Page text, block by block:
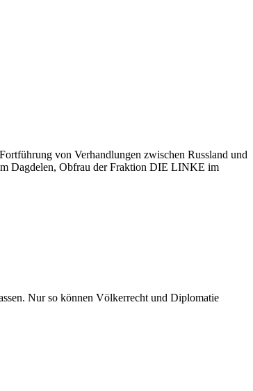
von Verhandlungen zwischen Russland und
Dagdelen, Obfrau der Fraktion DIE LINKE im
Nur so können Völkerrecht und Diplomatie